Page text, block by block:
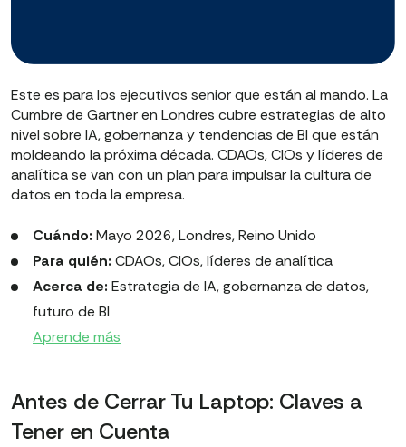
Este es para los ejecutivos senior que están al mando. La
Cumbre de Gartner en Londres cubre estrategias de alto
nivel sobre IA, gobernanza y tendencias de BI que están
moldeando la próxima década. CDAOs, CIOs y líderes de
analítica se van con un plan para impulsar la cultura de
datos en toda la empresa.
Cuándo: Mayo 2026, Londres, Reino Unido
Para quién: CDAOs, CIOs, líderes de analítica
Acerca de: Estrategia de IA, gobernanza de datos,
futuro de BI
Aprende más
Antes de Cerrar Tu Laptop: Claves a
Tener en Cuenta